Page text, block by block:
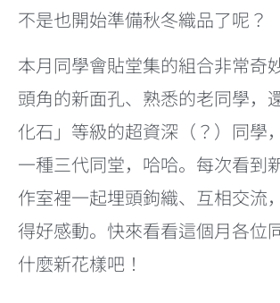
不是也開始準備秋冬織品了呢？
本月同學會貼堂集的組合非常奇
頭角的新面孔、熟悉的老同學，
化石」等級的超資深（？）同學
一種三代同堂，哈哈。每次看到
作室裡一起埋頭鉤織、互相交流
得好感動。快來看看這個月各位
什麼新花樣吧！